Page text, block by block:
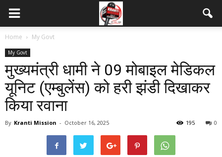
Home My Govt
My Govt
मुख्यमंत्री धामी ने 09 मोबाइल मेडिकल
यूनिट (एम्बुलेंस) को हरी झंडी दिखाकर
किया रवाना
By Kranti Mission - October 16, 2025 0
195